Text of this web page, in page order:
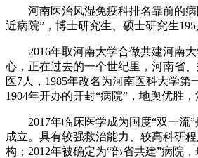
河南医治风湿免疫科排名靠前的病
近病院”，博士研究生、硕士研究生
2016年取河南大学合做共建河南大
心，正在过去的一个世纪里，河南省
医7人，1985年改名为河南医科大学
1904年开办的开封“病院”，地舆优胜
2017年临床医学成为国度“双一流”
成立。具有较强救治能力、较高科研
构；2012年被确定为“部省共建”病院